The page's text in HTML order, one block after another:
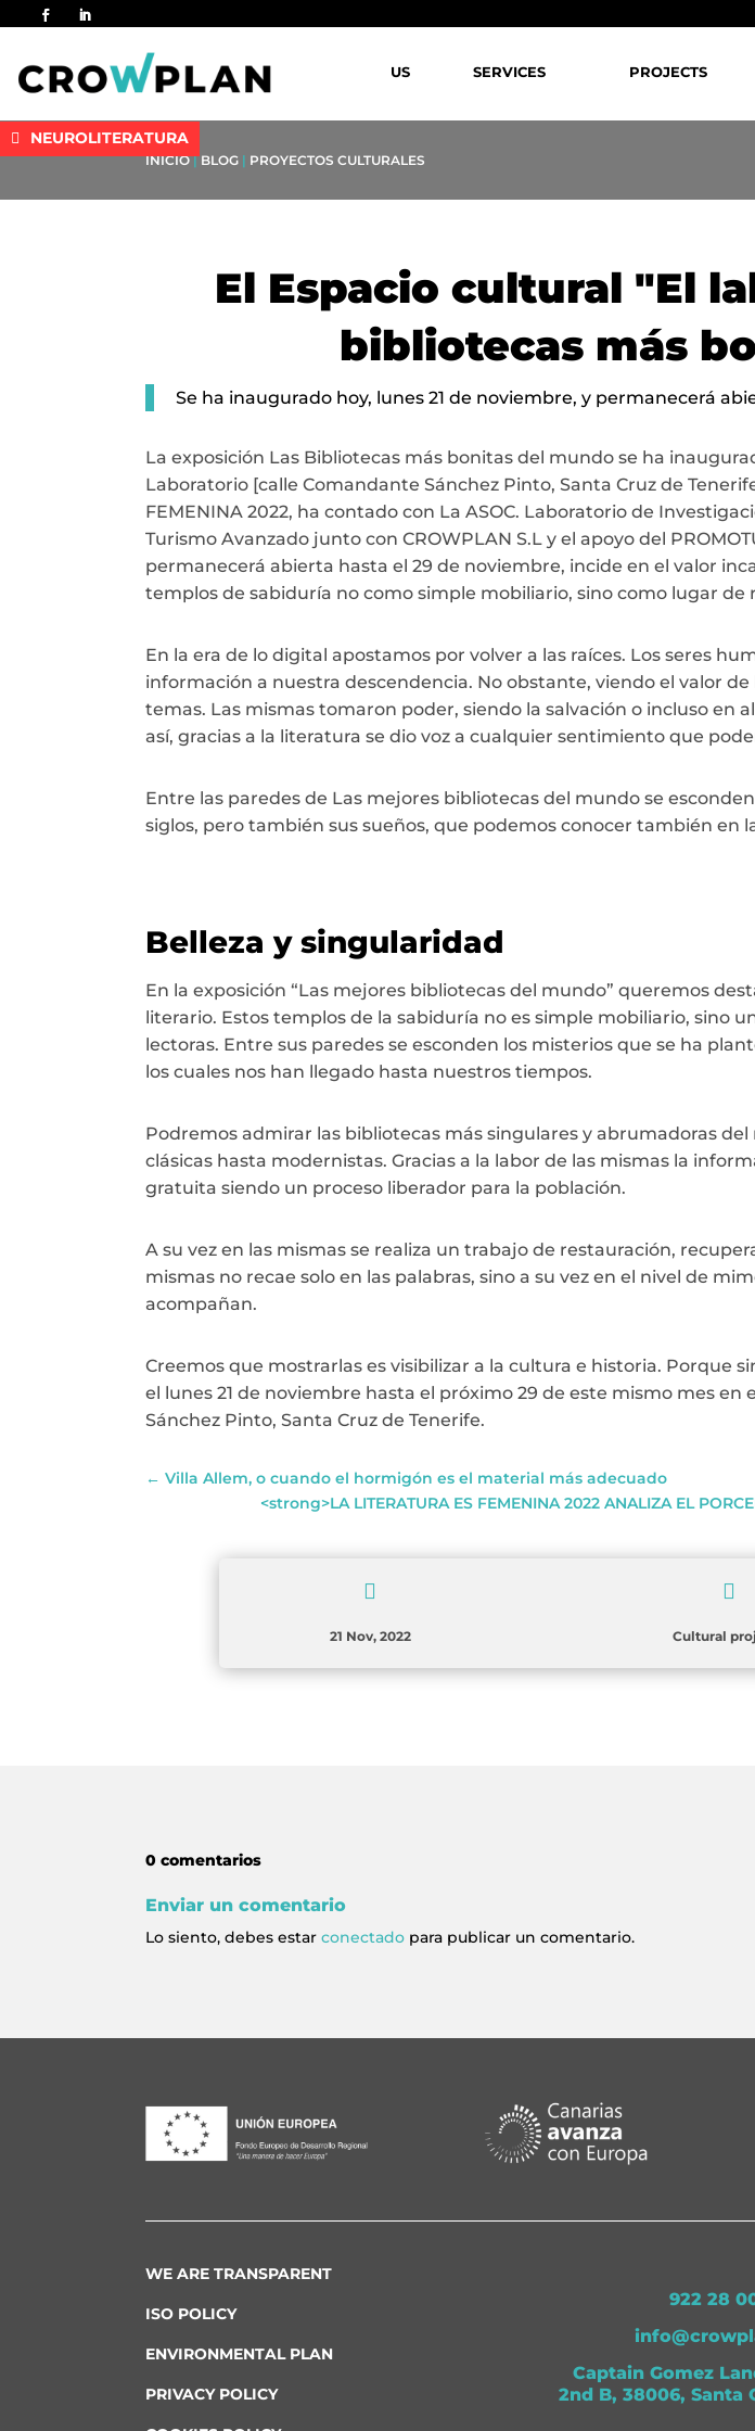
US SERVICES PROJECTS
NEUROLITERATURA
INICIO |BLOG | PROYECTOS CULTURALES
El Espacio cultural "El
bibliotecas más
Se ha inaugurado hoy, lunes 21 de noviembre, y permanecerá
La exposición Las Bibliotecas más bonitas del mundo se ha
Laboratorio [calle Comandante Sánchez Pinto, Santa Cruz de
FEMENINA 2022, ha contado con La ASOC. Laboratorio de
Turismo Avanzado junto con CROWPLAN S.L y el apoyo del
permanecerá abierta hasta el 29 de noviembre, incide en el valor
templos de sabiduría no como simple mobiliario, sino como lugar de
En la era de lo digital apostamos por volver a las raíces. Los seres
información a nuestra descendencia. No obstante, viendo el valor
temas. Las mismas tomaron poder, siendo la salvación o incluso en
así, gracias a la literatura se dio voz a cualquier sentimiento que
Entre las paredes de Las mejores bibliotecas del mundo se
siglos, pero también sus sueños, que podemos conocer también en
Belleza y singularidad
En la exposición “Las mejores bibliotecas del mundo” queremos
literario. Estos templos de la sabiduría no es simple mobiliario, sino
lectoras. Entre sus paredes se esconden los misterios que se ha
los cuales nos han llegado hasta nuestros tiempos.
Podremos admirar las bibliotecas más singulares y abrumadoras
clásicas hasta modernistas. Gracias a la labor de las mismas la
gratuita siendo un proceso liberador para la población.
A su vez en las mismas se realiza un trabajo de restauración,
mismas no recae solo en las palabras, sino a su vez en el nivel de
acompañan.
Creemos que mostrarlas es visibilizar a la cultura e historia. Porque
el lunes 21 de noviembre hasta el próximo 29 de este mismo mes
Sánchez Pinto, Santa Cruz de Tenerife.
←Villa Allem, o cuando el hormigón es el material más adecuado
<strong>LA LITERATURA ES FEMENINA 2022 ANALIZA EL

21 Nov, 2022

Cultural
0 comentarios
Enviar un comentario
Lo siento, debes estarconectado para publicar un comentario.
WE ARE TRANSPARENT
ISO POLICY
ENVIRONMENTAL PLAN
PRIVACY POLICY
922 28
Captain Gomez
2nd B, 38006, Santa